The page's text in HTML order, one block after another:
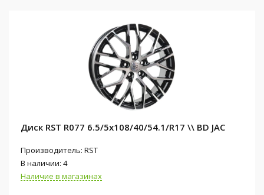
Диск RST R077 6.5/5x108/40/54.1/R17 \\ BD JAC
Производитель: RST
В наличии: 4
Наличие в магазинах